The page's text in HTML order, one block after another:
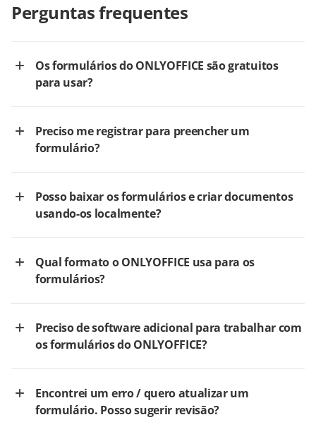
Perguntas frequentes
Os formulários do ONLYOFFICE são gratuitos
para usar?
Preciso me registrar para preencher um
formulário?
Posso baixar os formulários e criar documentos
usando-os localmente?
Qual formato o ONLYOFFICE usa para os
formulários?
Preciso de software adicional para trabalhar com
os formulários do ONLYOFFICE?
Encontrei um erro / quero atualizar um
formulário. Posso sugerir revisão?